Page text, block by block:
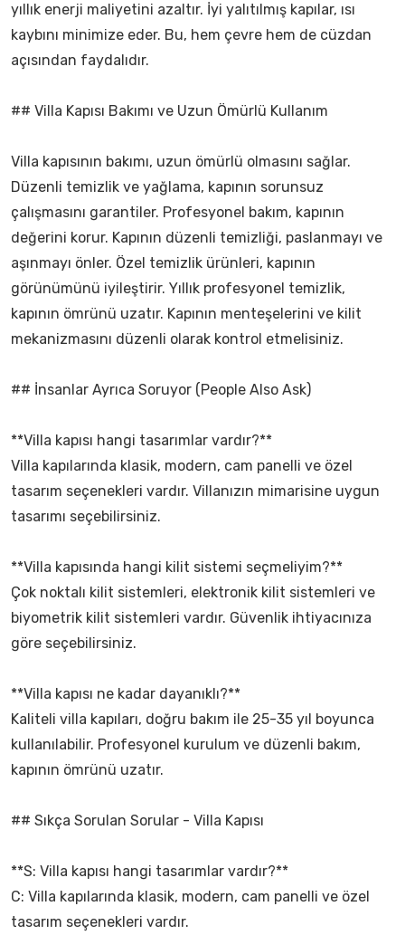
yıllık enerji maliyetini azaltır. İyi yalıtılmış kapılar, ısı
kaybını minimize eder. Bu, hem çevre hem de cüzdan
açısından faydalıdır.
## Villa Kapısı Bakımı ve Uzun Ömürlü Kullanım
Villa kapısının bakımı, uzun ömürlü olmasını sağlar.
Düzenli temizlik ve yağlama, kapının sorunsuz
çalışmasını garantiler. Profesyonel bakım, kapının
değerini korur. Kapının düzenli temizliği, paslanmayı ve
aşınmayı önler. Özel temizlik ürünleri, kapının
görünümünü iyileştirir. Yıllık profesyonel temizlik,
kapının ömrünü uzatır. Kapının menteşelerini ve kilit
mekanizmasını düzenli olarak kontrol etmelisiniz.
## İnsanlar Ayrıca Soruyor (People Also Ask)
**Villa kapısı hangi tasarımlar vardır?**
Villa kapılarında klasik, modern, cam panelli ve özel
tasarım seçenekleri vardır. Villanızın mimarisine uygun
tasarımı seçebilirsiniz.
**Villa kapısında hangi kilit sistemi seçmeliyim?**
Çok noktalı kilit sistemleri, elektronik kilit sistemleri ve
biyometrik kilit sistemleri vardır. Güvenlik ihtiyacınıza
göre seçebilirsiniz.
**Villa kapısı ne kadar dayanıklı?**
Kaliteli villa kapıları, doğru bakım ile 25-35 yıl boyunca
kullanılabilir. Profesyonel kurulum ve düzenli bakım,
kapının ömrünü uzatır.
## Sıkça Sorulan Sorular - Villa Kapısı
**S: Villa kapısı hangi tasarımlar vardır?**
C: Villa kapılarında klasik, modern, cam panelli ve özel
tasarım seçenekleri vardır.